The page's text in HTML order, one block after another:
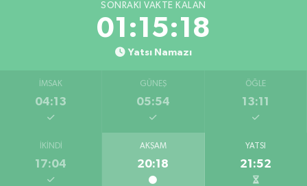
SONRAKI VAKTE KALAN
01:15:17
Yatsı Namazı
İMSAK
04:13
GÜNEŞ
05:54
ÖĞLE
13:11
İKINDI
17:04
AKŞAM
20:18
YATSI
21:52